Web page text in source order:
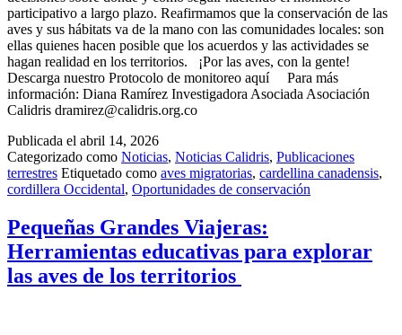
participativo a largo plazo. Reafirmamos que la conservación de las
aves y sus hábitats va de la mano con las comunidades locales: son
ellas quienes hacen posible que los acuerdos y las actividades se
hagan realidad en los territorios. ¡Por las aves, con la gente!
Descarga nuestro Protocolo de monitoreo aquí Para más
información: Diana Ramírez Investigadora Asociada Asociación
Calidris dramirez@calidris.org.co
Publicada el abril 14, 2026
Categorizado como Noticias, Noticias Calidris, Publicaciones
terrestres Etiquetado como aves migratorias, cardellina canadensis,
cordillera Occidental, Oportunidades de conservación
Pequeñas Grandes Viajeras:
Herramientas educativas para explorar
las aves de los territorios